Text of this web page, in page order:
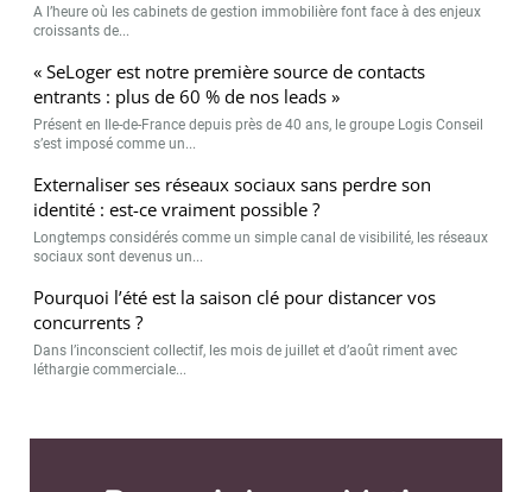
A l’heure où les cabinets de gestion immobilière font face à des enjeux
croissants de...
« SeLoger est notre première source de contacts
entrants : plus de 60 % de nos leads »
Présent en Ile-de-France depuis près de 40 ans, le groupe Logis Conseil
s’est imposé comme un...
Externaliser ses réseaux sociaux sans perdre son
identité : est-ce vraiment possible ?
Longtemps considérés comme un simple canal de visibilité, les réseaux
sociaux sont devenus un...
Pourquoi l’été est la saison clé pour distancer vos
concurrents ?
Dans l’inconscient collectif, les mois de juillet et d’août riment avec
léthargie commerciale...